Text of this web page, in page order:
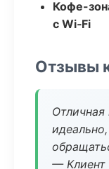
Кофе-
с Wi‑Fi
Отзывы
Отличная
— Клиент